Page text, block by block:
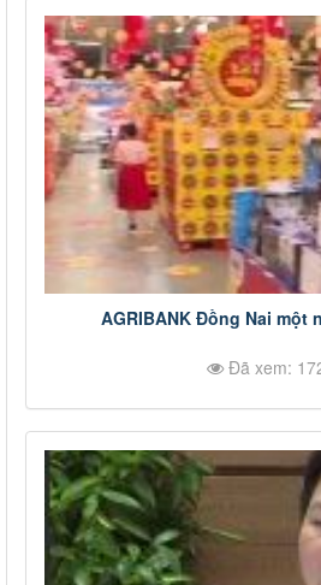
AGRIBANK Đồng Nai một
Đã xem: